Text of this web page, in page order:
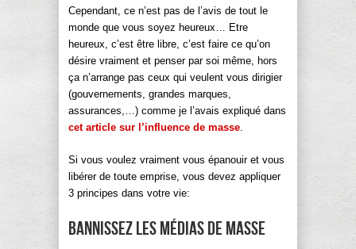
Cependant, ce n’est pas de l’avis de tout le
monde que vous soyez heureux… Etre
heureux, c’est être libre, c’est faire ce qu’on
désire vraiment et penser par soi même, hors
ça n’arrange pas ceux qui veulent vous dirigier
(gouvernements, grandes marques,
assurances,…) comme je l’avais expliqué dans
cet article sur l’influence de masse.
Si vous voulez vraiment vous épanouir et vous
libérer de toute emprise, vous devez appliquer
3 principes dans votre vie:
Bannissez les médias de masse